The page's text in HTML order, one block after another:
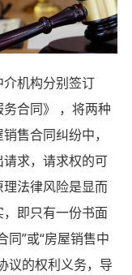
机构分别签订
务合同》 ，将两种
售合同纠纷中，
求，请求权的可
法律风险是显而
即只有一份书面
同”或“房屋销售中
议的权利义务，导